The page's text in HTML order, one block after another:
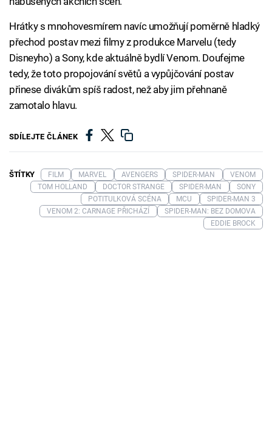
Hrátky s mnohovesmírem navíc umožňují poměrně hladký
přechod postav mezi filmy z produkce Marvelu (tedy
Disneyho) a Sony, kde aktuálně bydlí Venom. Doufejme
tedy, že toto propojování světů a vypůjčování postav
přinese divákům spíš radost, než aby jim přehnaně
zamotalo hlavu.
SDÍLEJTE ČLÁNEK
ŠTÍTKY FILM MARVEL AVENGERS SPIDER-MAN
VENOM
TOM HOLLAND
DOCTOR STRANGE SPIDER-MAN
SONY
POTITULKOVÁ SCÉNA
MCU
SPIDER-MAN 3
VENOM 2: CARNAGE PŘICHÁZÍ
SPIDER-MAN: BEZ DOMOVA
EDDIE BROCK